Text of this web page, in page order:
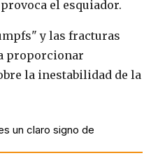
el esquiador.
y las fracturas
proporcionar
la inestabilidad de la